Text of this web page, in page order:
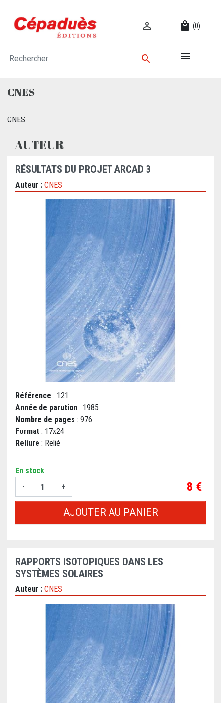
 local_mall (0)
 
CNES
CNES
AUTEUR
RÉSULTATS DU PROJET ARCAD 3
Auteur : CNES
Référence : 121
Année de parution : 1985
Nombre de pages : 976
Format : 17x24
Reliure : Relié
En stock
-
+ Prix
8 €
AJOUTER AU PANIER
RAPPORTS ISOTOPIQUES DANS LES
SYSTÈMES SOLAIRES
Auteur : CNES